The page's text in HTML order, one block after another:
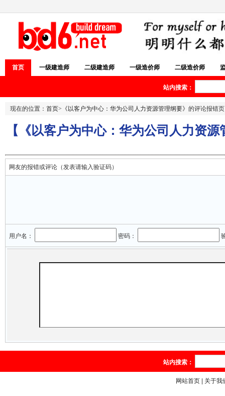
首页 一级建造师 二级建造师 一级造价师 二级造价师
站内搜索：
现在的位置： 首页> 《以客户为中心：华为公司人力资源管理纲要》 的评论报错页
【《以客户为中心：华为公司人力资
网友的报错或评论（发表请输入验证码）
用户名： 密码：
站内搜索：
网站首页| 关于我